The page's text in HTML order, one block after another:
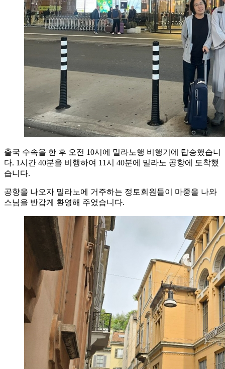
출국 수속을 한 후 오전 10시에 밀라노행 비행기에 탑승했습니
다. 1시간 40분을 비행하여 11시 40분에 밀라노 공항에 도착했
습니다.
공항을 나오자 밀라노에 거주하는 정토회원들이 마중을 나와
스님을 반갑게 환영해 주었습니다.